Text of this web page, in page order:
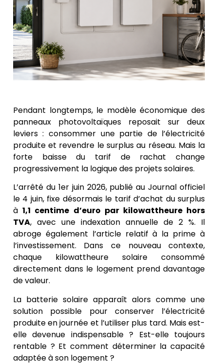
Pendant longtemps, le modèle économique des
panneaux photovoltaïques reposait sur deux
leviers : consommer une partie de l’électricité
produite et revendre le surplus au réseau. Mais la
forte baisse du tarif de rachat change
progressivement la logique des projets solaires.
L’arrêté du 1er juin 2026, publié au Journal officiel
le 4 juin, fixe désormais le tarif d’achat du surplus
à1,1 centime d’euro par kilowattheure hors
TVA, avec une indexation annuelle de 2 %. Il
abroge également l’article relatif à la prime à
l’investissement. Dans ce nouveau contexte,
chaque kilowattheure solaire consommé
directement dans le logement prend davantage
de valeur.
La batterie solaire apparaît alors comme une
solution possible pour conserver l’électricité
produite en journée et l’utiliser plus tard. Mais est-
elle devenue indispensable ? Est-elle toujours
rentable ? Et comment déterminer la capacité
adaptée à son logement ?